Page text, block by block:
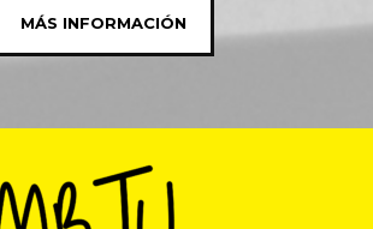
MÁS INFORMACIÓN